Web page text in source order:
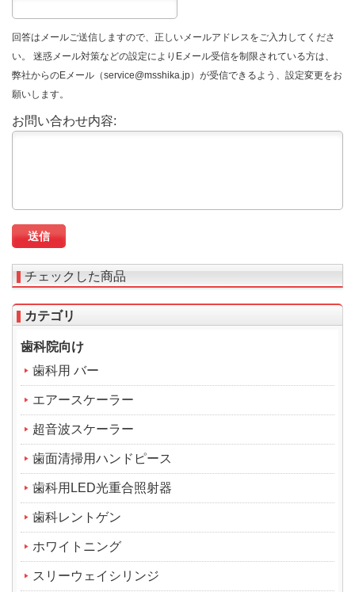
回答はメールご送信しますので、正しいメールアドレスをご入力してくださ
い。 迷惑メール対策などの設定によりEメール受信を制限されている方は、
弊社からのEメール（service@msshika.jp）が受信できるよう、設定変更をお
願いします。
お問い合わせ内容:
チェックした商品
カテゴリ
歯科院向け
歯科用 バー
エアースケーラー
超音波スケーラー
歯面清掃用ハンドピース
歯科用LED光重合照射器
歯科レントゲン
ホワイトニング
スリーウェイシリンジ